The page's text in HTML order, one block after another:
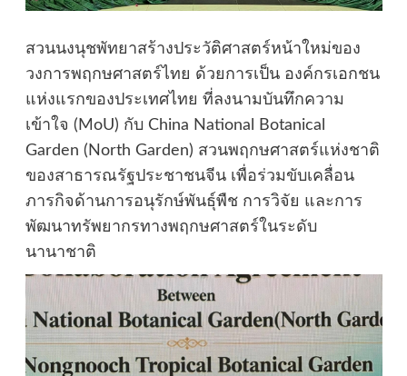
สวนนงนุชพัทยาสร้างประวัติศาสตร์หน้าใหม่ของ
วงการพฤกษศาสตร์ไทย ด้วยการเป็น องค์กรเอกชน
แห่งแรกของประเทศไทย ที่ลงนามบันทึกความ
เข้าใจ (MoU) กับ China National Botanical
Garden (North Garden) สวนพฤกษศาสตร์แห่งชาติ
ของสาธารณรัฐประชาชนจีน เพื่อร่วมขับเคลื่อน
ภารกิจด้านการอนุรักษ์พันธุ์พืช การวิจัย และการ
พัฒนาทรัพยากรทางพฤกษศาสตร์ในระดับ
นานาชาติ